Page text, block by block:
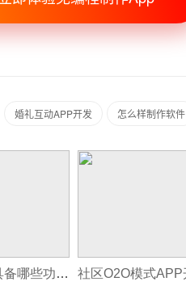
婚礼互动APP开发 怎么样制作软件
社交APP开发需要具备哪些功能